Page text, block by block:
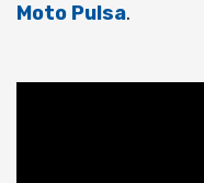
Moto Pulsa.